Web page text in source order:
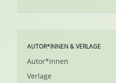
AUTOR*INNEN & VERLAGE
Autor*innen
Verlage